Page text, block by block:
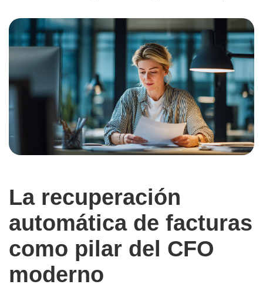
La recuperación
automática de facturas
como pilar del CFO
moderno